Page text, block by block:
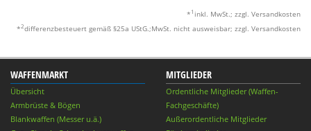
* 1 inkl. MwSt.; zzgl. Versandkosten
*2differenzbesteuert gemäß §25a UStG.;MwSt. nicht ausweisbar; zzgl. Versandkosten
WAFFENMARKT
Übersicht
Armbrüste & Bögen
Blankwaffen (Messer u.ä.)
MITGLIEDER
Ordentliche Mitglieder (Waffen-
Fachgeschäfte)
Außerordentliche Mitglieder